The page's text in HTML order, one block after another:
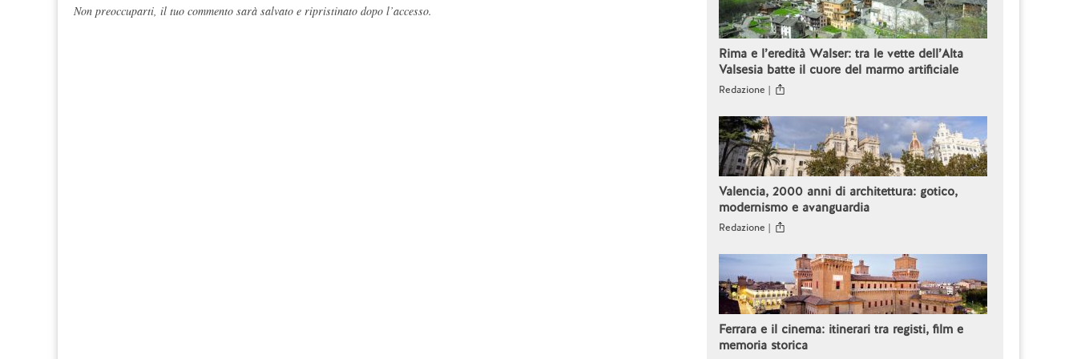
Non preoccuparti, il tuo commento sarà salvato e ripristinato dopo l’accesso.
Rima e l’eredità Walser: tra le vette dell’Alta
Valsesia batte il cuore del marmo artificiale
Redazione |
Valencia, 2000 anni di architettura: gotico,
modernismo e avanguardia
Redazione |
Ferrara e il cinema: itinerari tra registi, film e
memoria storica